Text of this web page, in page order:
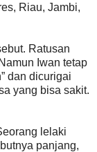
Riau, Jambi,
Ratusan
Iwan tetap
dan dicurigai
yang bisa sakit.
lelaki
panjang,